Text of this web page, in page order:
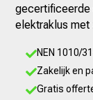
gecertificeerde
elektraklus
NEN 1010/
Zakelijk en
Gratis